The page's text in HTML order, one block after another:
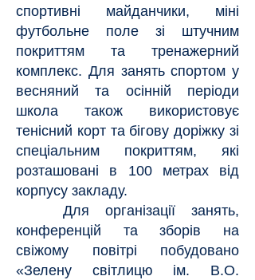
спортивні майданчики, міні
футбольне поле зі штучним
покриттям та тренажерний
комплекс. Для занять спортом у
весняний та осінній періоди
школа також використовує
тенісний корт та бігову доріжку зі
спеціальним покриттям, які
розташовані в 100 метрах від
корпусу закладу.
Для організації занять,
конференцій та зборів на
свіжому повітрі побудовано
«Зелену світлицю ім. В.О.